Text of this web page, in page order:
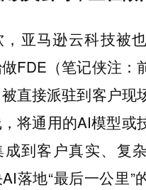
，亚马逊云科技被
FDE（笔记侠注：
直接派驻到客户现
将通用的AI模型或
到客户真实、复
落地“最后一公里”